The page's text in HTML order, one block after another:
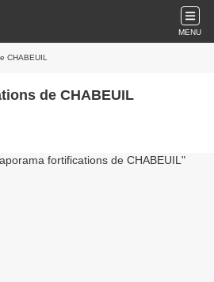
MENU
CHABEUIL
de CHABEUIL